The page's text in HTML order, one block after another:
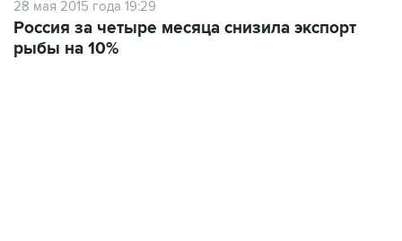
рыбы на 10%